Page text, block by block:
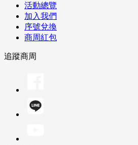
活動總覽
加入我們
序號兌換
商周紅包
追蹤商周